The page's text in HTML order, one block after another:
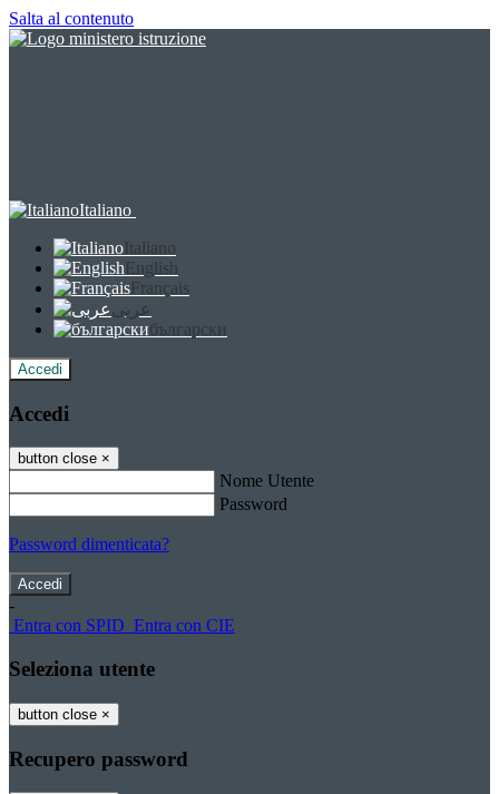
Salta al contenuto
Italiano
Italiano
English
Français
عربى
български
Accedi
Accedi
button close ×
Nome Utente
Password
Password dimenticata?
-
Entra con SPID Entra con CIE
Seleziona utente
button close ×
Recupero password